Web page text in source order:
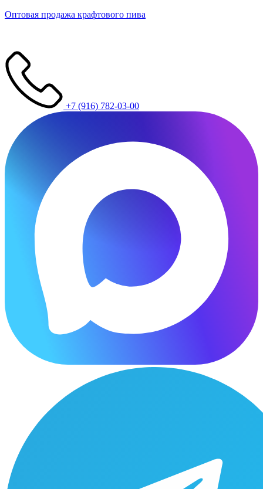
Оптовая продажа крафтового пива
+7 (916) 782-03-00